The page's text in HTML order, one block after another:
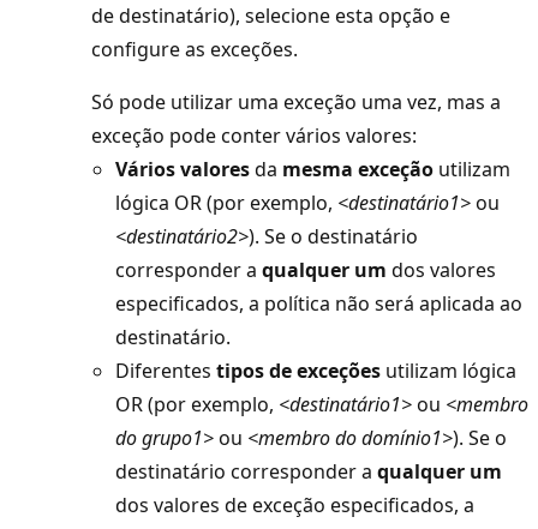
de destinatário), selecione esta opção e
configure as exceções.
Só pode utilizar uma exceção uma vez, mas a
exceção pode conter vários valores:
Vários valoresda mesma exceção utilizam
lógica OR (por exemplo, <destinatário1>ou
<destinatário2>). Se o destinatário
corresponder a qualquer um dos valores
especificados, a política não será aplicada ao
destinatário.
Diferentes tipos de exceções utilizam lógica
OR (por exemplo, <destinatário1>ou <membro
do grupo1>ou <membro do domínio1>). Se o
destinatário corresponder a qualquer um
dos valores de exceção especificados, a